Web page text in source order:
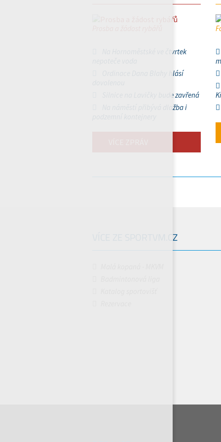
Na Hornoměstské ve čtvrtek
Ordinace Dana Blahy hlásí
Silnice na Lavičky bude zavřená
Na náměstí přibývá dlažba i
VÍCE ZE SPORTVM.CZ